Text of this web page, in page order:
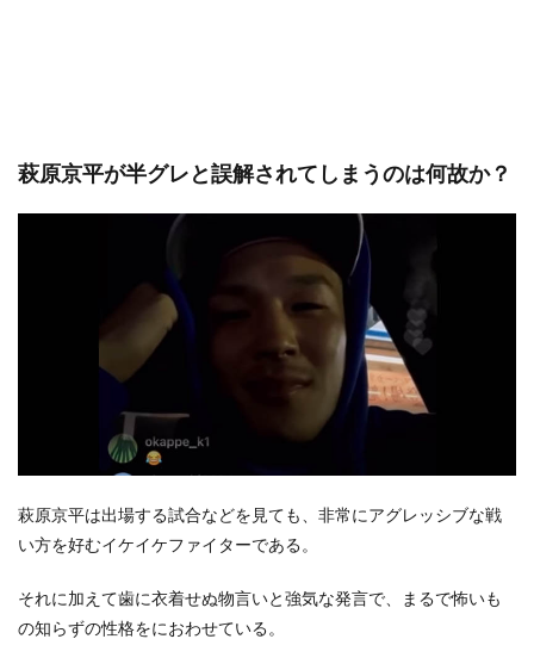
萩原京平が半グレと誤解されてしまうのは何故か？
萩原京平は出場する試合などを見ても、非常にアグレッシブな戦
い方を好むイケイケファイターである。
それに加えて歯に衣着せぬ物言いと強気な発言で、まるで怖いも
の知らずの性格をにおわせている。